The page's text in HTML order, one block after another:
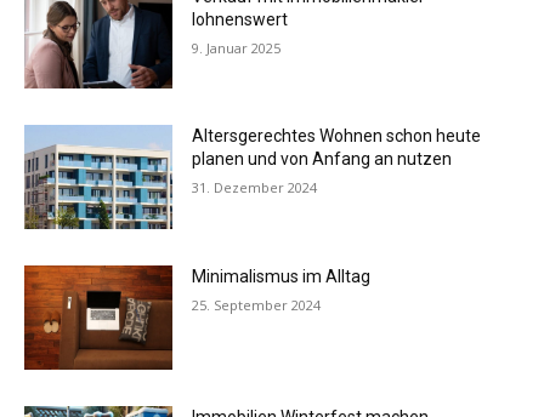
lohnenswert
9. Januar 2025
Altersgerechtes Wohnen schon heute
planen und von Anfang an nutzen
31. Dezember 2024
Minimalismus im Alltag
25. September 2024